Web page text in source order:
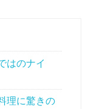
はのナイ
理に驚きの